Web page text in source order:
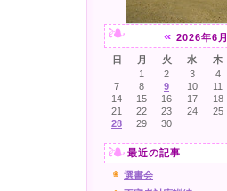
« 2026年6月
日 月 火 水 木
1
2 3 4
7
8 9 10 11
14
15 16 17 18
21
22 23 24 25
28
29 30
最近の記事
選書会